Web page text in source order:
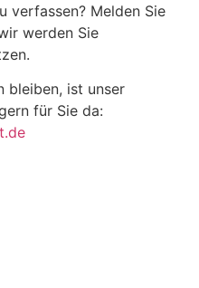
verfassen? Melden Sie
werden Sie
bleiben, ist unser
für Sie da: